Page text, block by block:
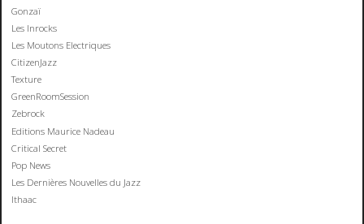
Gonzaï
Les Inrocks
Les Moutons Electriques
CitizenJazz
Texture
GreenRoomSession
Zebrock
Editions Maurice Nadeau
Critical Secret
Pop News
Les Dernières Nouvelles du Jazz
Ithaac